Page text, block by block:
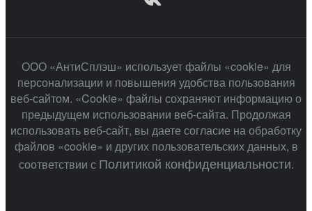
ООО «АнтиСплэш» использует файлы «cookie» для
персонализации и повышения удобства пользования
веб-сайтом. «Cookie» файлы сохраняют информацию о
предыдущем использовании веб-сайта. Продолжая
использовать веб-сайт, вы даете согласие на обработку
файлов «cookie» и других пользовательских данных, в
соответствии с Политикой конфиденциальности.